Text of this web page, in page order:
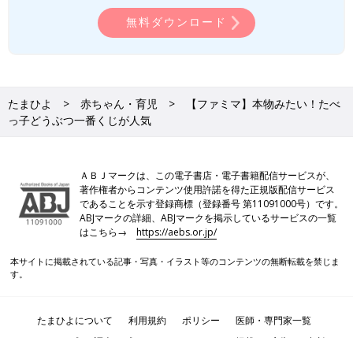
無料ダウンロード
たまひよ 赤ちゃん・育児
【ファミマ】本物みたい！たべ
っ子どうぶつ一番くじが人気
ＡＢＪマークは、この電子書店・電子書籍配信サービスが、
著作権者からコンテンツ使用許諾を得た正規版配信サービス
であることを示す登録商標（登録番号 第11091000号）です。
ABJマークの詳細、ABJマークを掲示しているサービスの一覧
はこちら→https://aebs.or.jp/
本サイトに掲載されている記事・写真・イラスト等のコンテンツの無断転載を禁じま
す。
たまひよについて 利用規約 ポリシー
医師・専門家一覧